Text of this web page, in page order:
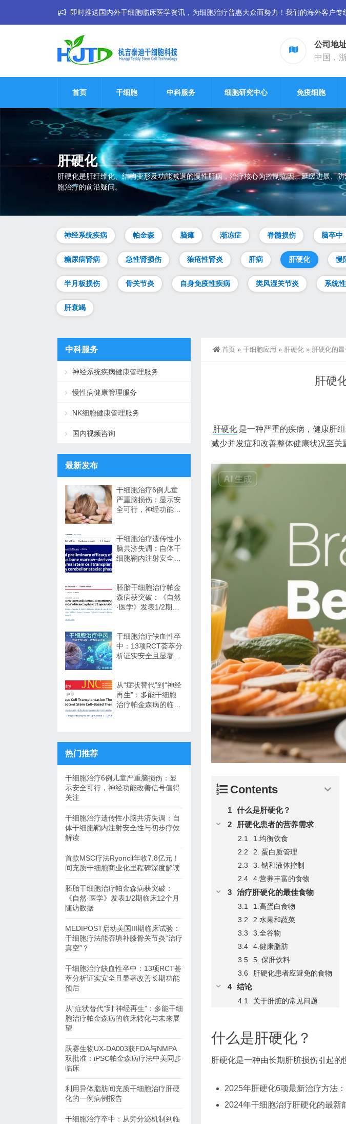
即时推送国内外干细胞临床医学资讯，为细胞治疗普惠大众而努力！我们的海外客户
公司地
中国，
首页 干细胞 中科服务 细胞研究中心 免疫细胞
肝硬化
肝硬化是肝纤维化、结构变形及功能减退的慢性肝病，治疗核心为控制病因、延缓进展、
胞治疗的前沿疑问。
神经系统疾病 帕金森 脑瘫 渐冻症 脊髓损伤 脑卒中
糖尿病肾病 急性肾损伤 狼疮性肾炎 肝病 肝硬化 慢
半月板损伤 骨关节炎 自身免疫性疾病 类风湿关节炎 系统
肝衰竭
首页 » 干细胞应用 » 肝硬化 » 肝硬化的
肝硬
肝硬化 是一种严重的疾病，健康肝
减少并发症和改善整体健康状况至关
Contents
什么是肝硬化？
肝硬化患者的营养需求
1.均衡饮食
2. 蛋白质管理
3. 钠和液体控制
4.营养丰富的食物
治疗肝硬化的最佳食物
1.高蛋白食物
2.水果和蔬菜
3.全谷物
4.健康脂肪
5. 保肝饮料
肝硬化患者应避免的食物
结论
关于肝脏的常见问题
什么是肝硬化？
肝硬化是一种由长期肝脏损伤引起
2025年肝硬化6项最新治疗方法
2024年干细胞治疗肝硬化的最新
中科服务
神经系统疾病健康管理服务
慢性病健康管理服务
NK细胞健康管理服务
国内视频咨询
最新发布
干细胞治疗6例儿童
严重脑损伤：显示安
全可行，神经功能改
干细胞治疗遗传性小
脑共济失调：自体干
细胞鞘内注射安全性
胚胎干细胞治疗帕金
森病获突破：《自然
·医学》发表1/2期临
干细胞治疗缺血性卒
中：13项RCT荟萃分
析证实安全且显著改
从“症状替代”到“神经
再生”：多能干细胞
治疗帕金森病的临床
热门推荐
干细胞治疗6例儿童严重脑损伤：显
示安全可行，神经功能改善信号值得
关注
干细胞治疗遗传性小脑共济失调：自
体干细胞鞘内注射安全性与初步疗效
解读
首款MSC疗法Ryoncil年收7.8亿元！
间充质干细胞商业化里程碑深度解读
胚胎干细胞治疗帕金森病获突破：
《自然·医学》发表1/2期临床12个月
随访数据
MEDIPOST启动美国III期临床试验：
干细胞疗法能否填补膝骨关节炎“治疗
真空”？
干细胞治疗缺血性卒中：13项RCT荟
萃分析证实安全且显著改善长期功能
预后
从“症状替代”到“神经再生”：多能干细
胞治疗帕金森病的临床转化与未来展
望
跃赛生物UX-DA003获FDA与NMPA
双批准：iPSC帕金森病疗法中美同步
临床
利用异体脂肪间充质干细胞治疗肝硬
化的一例病例报告
干细胞治疗卒中：从旁分泌机制到临